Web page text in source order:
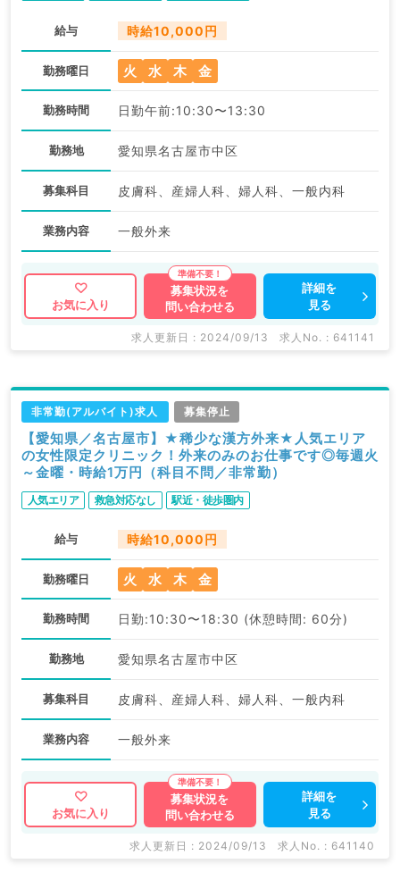
給与 時給10,000円
勤務曜日 火 水 木 金
勤務時間 日勤午前:10:30〜13:30
勤務地 愛知県名古屋市中区
募集科目 皮膚科、産婦人科、婦人科、一般内科
業務内容 一般外来
お気に入り
募集状況を
問い合わせる
詳細を
見る
求人更新日 : 2024/09/13 求人No. : 641141
非常勤(アルバイト)求人 募集停止
【愛知県／名古屋市】★稀少な漢方外来★人気エリア
の女性限定クリニック！外来のみのお仕事です◎毎週火
～金曜・時給1万円（科目不問／非常勤）
人気エリア 救急対応なし 駅近・徒歩圏内
給与 時給10,000円
勤務曜日 火 水 木 金
勤務時間 日勤:10:30〜18:30 (休憩時間: 60分)
勤務地 愛知県名古屋市中区
募集科目 皮膚科、産婦人科、婦人科、一般内科
業務内容 一般外来
お気に入り
募集状況を
問い合わせる
詳細を
見る
求人更新日 : 2024/09/13 求人No. : 641140